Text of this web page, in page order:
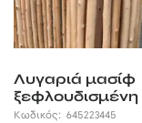
Λυγαριά μασίφ
ξεφλουδισμένη
30mm
Κωδικός: 645223445